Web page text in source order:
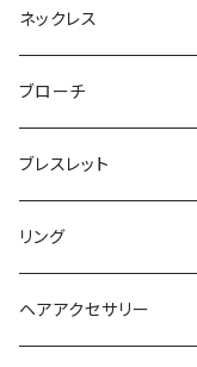
ネックレス
ブローチ
ブレスレット
リング
ヘアアクセサリー